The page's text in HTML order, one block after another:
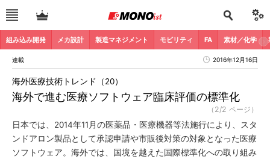
組み込み開発 メカ設計 製造マネジメント モビリティ FA 素材／化学
連載 2016年12月16日
海外で進む医療ソフトウェア臨床評価の標準化
海外医療技術トレンド（20）
（2/2 ページ）
日本では、2014年11月の医薬品・医療機器等法施行により、スタ
ンドアロン製品として承認申請や市販後対策の対象となった医療
ソフトウェア。海外では、国境を越えた国際標準化への取り組み